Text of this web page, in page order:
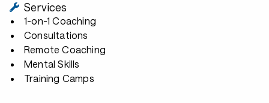
Services
1-on-1 Coaching
Consultations
Remote Coaching
Mental Skills
Training Camps